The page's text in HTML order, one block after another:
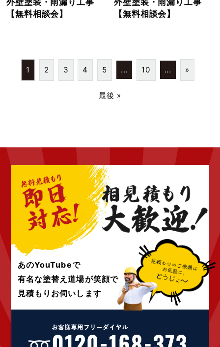
【無料相談会】
【無料相談会】
1 2 3 4 5 ... 10 ... »
最後 »
あのYouTubeで
有名な塗替え道場が笑顔で
見積もりお伺いします